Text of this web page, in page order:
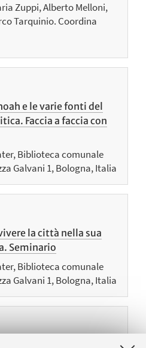
Zuppi, Alberto Melloni,
Tarquinio. Coordina
e le varie fonti del
Faccia a faccia con
Biblioteca comunale
Galvani 1, Bologna, Italia
la città nella sua
Seminario
Biblioteca comunale
Galvani 1, Bologna, Italia